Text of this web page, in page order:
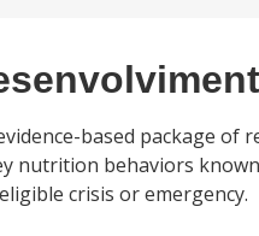
based package of
nutrition behaviors
crisis or emergency.